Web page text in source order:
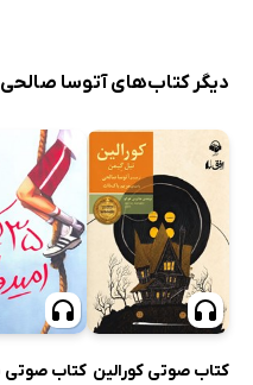
دیگر کتاب‌های آتوسا صالحی
کتاب صوتی کورالین